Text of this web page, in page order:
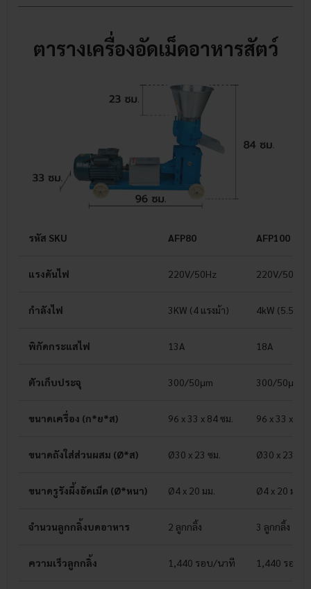
ตารางเครื่องอัดเม็ดอาหารสัตว์
รหัส SKU AFP80 AFP100
แรงดันไฟ 220V/50Hz 220V/50Hz
กำลังไฟ 3KW (4 แรงม้า) 4kW (5.5 แร
พิกัดกระแสไฟ 13A 18A
ตัวเก็บประจุ 300/50μm 300/50μm
ขนาดเครื่อง (ก*ย*ส) 96 x 33 x 84 ซม. 96 x 33 x 84
ขนาดถังใส่ส่วนผสม (Ø*ส) Ø30 x 23 ซม. Ø30 x 23 ซม.
ขนาดรูรังผึ้งอัดเม็ด (Ø*หนา) Ø4 x 20 มม. Ø4 x 20 มม.
จำนวนลูกกลิ้งบดอาหาร 2 ลูกกลิ้ง 3 ลูกกลิ้ง
ความเร็วลูกกลิ้ง 1,440 รอบ/นาที 1,440 รอบ/